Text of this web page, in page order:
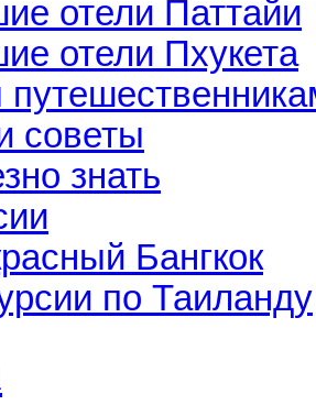
отели Паттайи
отели Пхукета
советы
знать
Бангкок
по Таиланду